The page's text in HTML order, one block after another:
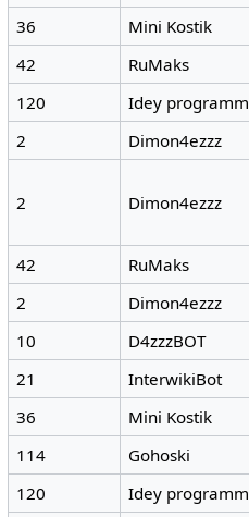
36
Mini Kostik
42
RuMaks
120
Idey programm
2
Dimon4ezzz
2 Dimon4ezzz
42
RuMaks
2
Dimon4ezzz
10
D4zzzBOT
21
InterwikiBot
36
Mini Kostik
114
Gohoski
120
Idey programm